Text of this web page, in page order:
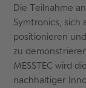
Die Teilnahme
Symtronics, sich
positionieren
zu
MESSTEC wird
nachhaltiger